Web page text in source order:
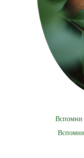
Вспомни